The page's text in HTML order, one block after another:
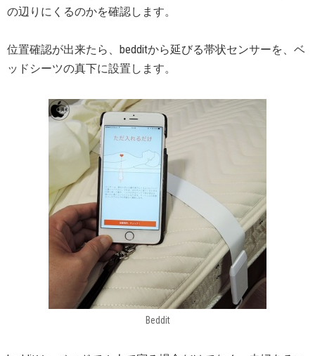
の辺りにくるのかを確認します。
位置確認が出来たら、bedditから延びる帯状センサーを、ベ
ッドシーツの真下に設置します。
Beddit